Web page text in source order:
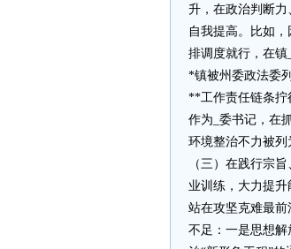
升，在政治判断力
自我提高。比如
排调度就行，在
*镇被州委政法委
**工作责任链条拧
作为_委书记，在
环境整治不力被列
（三）在践行宗
业训练，大力提升
站在攻坚克难最
不足：一是思想